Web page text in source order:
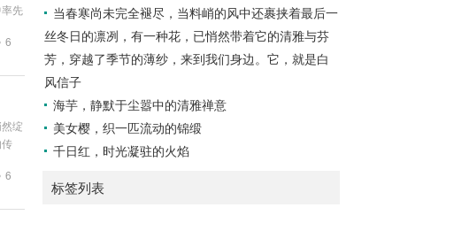
先
开
6
绽
6
当春寒尚未完全褪尽，当料峭的风中还裹挟着最后一
丝冬日的凛冽，有一种花，已悄然带着它的清雅与芬
芳，穿越了季节的薄纱，来到我们身边。它，就是白
风信子
海芋，静默于尘嚣中的清雅禅意
美女樱，织一匹流动的锦缎
千日红，时光凝驻的火焰
标签列表